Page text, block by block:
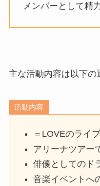
メンバーとして精
主な活動内容は以下の
活動内容
＝LOVEのライ
アリーナツアー
俳優としてのド
音楽イベントへ